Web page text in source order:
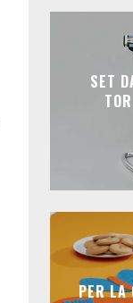
SET
PER LA